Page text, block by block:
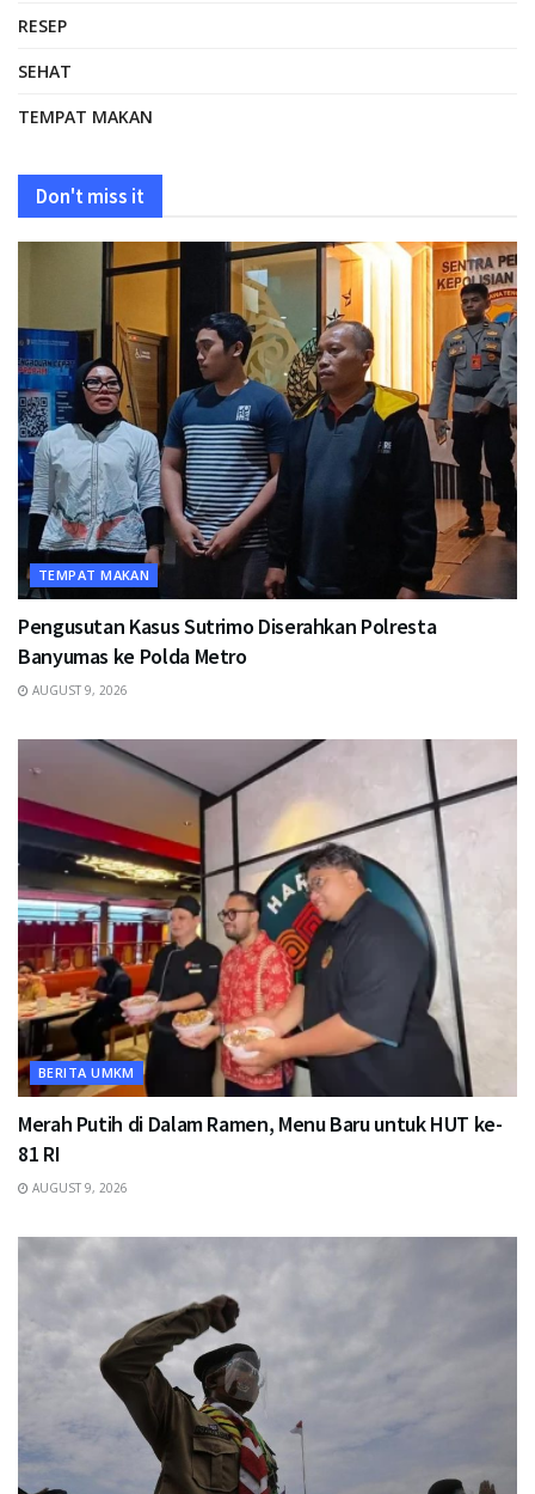
RESEP
SEHAT
TEMPAT MAKAN
Don't miss it
TEMPAT MAKAN
Pengusutan Kasus Sutrimo Diserahkan Polresta
Banyumas ke Polda Metro
AUGUST 9, 2026
BERITA UMKM
Merah Putih di Dalam Ramen, Menu Baru untuk HUT ke-
81 RI
AUGUST 9, 2026